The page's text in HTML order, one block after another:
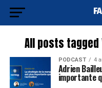
All posts
PODCAST 4
Adrien
importante